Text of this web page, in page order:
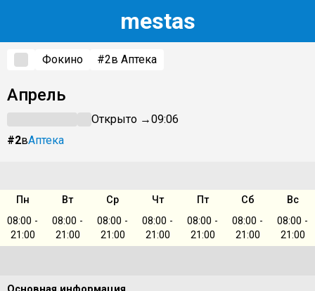
mestas
Фокино #2в Аптека
Апрель
Открыто →09:06
#2вАптека
Пн Вт Ср Чт Пт Сб
Вс
08:00 -
21:00
08:00 -
21:00
08:00 -
21:00
08:00 -
21:00
08:00 -
21:00
08:00 -
21:00
08:00 -
21:00